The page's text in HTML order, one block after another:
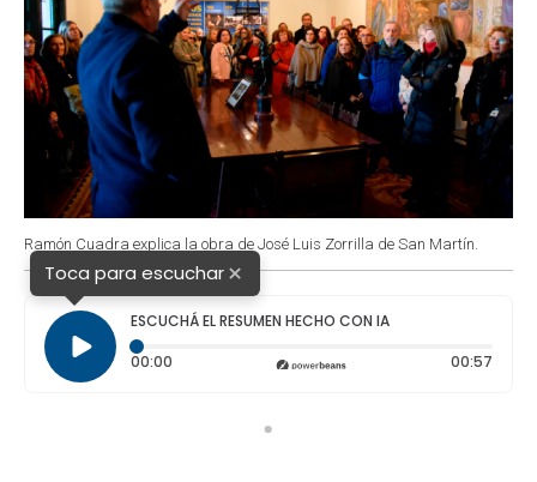
Ramón Cuadra explica la obra de José Luis Zorrilla de San Martín.
Toca para escuchar×
ESCUCHÁ EL RESUMEN HECHO CON IA
00:00 Tiempo transcurrido: 0 segundos 00:57